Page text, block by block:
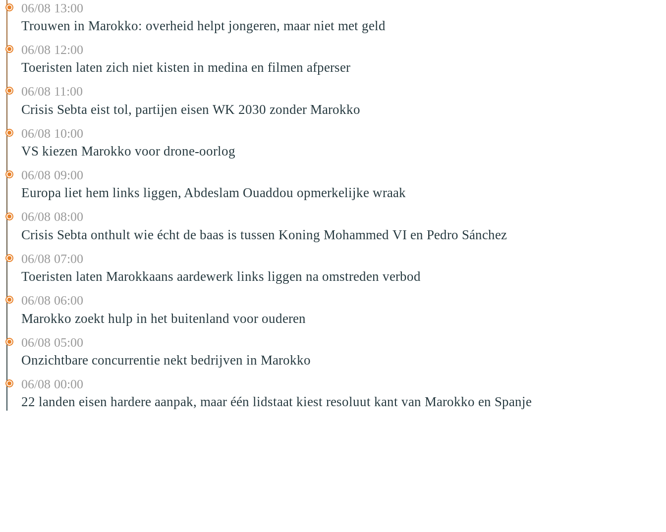
06/08 13:00
Trouwen in Marokko: overheid helpt jongeren, maar niet met geld
06/08 12:00
Toeristen laten zich niet kisten in medina en filmen afperser
06/08 11:00
Crisis Sebta eist tol, partijen eisen WK 2030 zonder Marokko
06/08 10:00
VS kiezen Marokko voor drone-oorlog
06/08 09:00
Europa liet hem links liggen, Abdeslam Ouaddou opmerkelijke wraak
06/08 08:00
Crisis Sebta onthult wie écht de baas is tussen Koning Mohammed VI en Pedro Sánchez
06/08 07:00
Toeristen laten Marokkaans aardewerk links liggen na omstreden verbod
06/08 06:00
Marokko zoekt hulp in het buitenland voor ouderen
06/08 05:00
Onzichtbare concurrentie nekt bedrijven in Marokko
06/08 00:00
22 landen eisen hardere aanpak, maar één lidstaat kiest resoluut kant van Marokko en Spanje